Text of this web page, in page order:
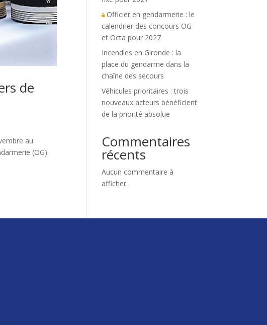
de
au
(OG).
Officier en gendarmerie : le
calendrier des concours OG
et Octa pour 2027
Incendies en Gironde : la
place du gendarme dans la
chaîne des secours
Véhicules prioritaires : trois
nouveaux acteurs bénéficient
de la priorité absolue
Commentaires
récents
Aucun commentaire à
afficher.